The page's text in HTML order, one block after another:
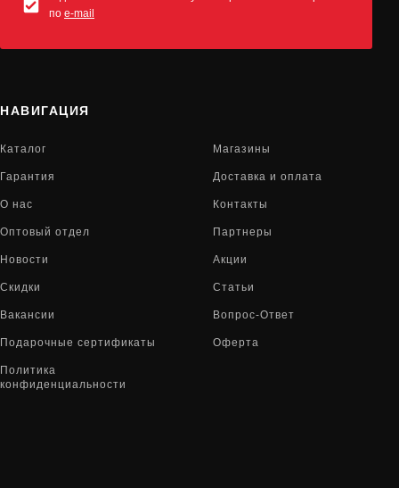
по e-mail
НАВИГАЦИЯ
Каталог Магазины
Гарантия Доставка и оплата
О нас Контакты
Оптовый отдел Партнеры
Новости Акции
Скидки Статьи
Вакансии Вопрос-Ответ
Подарочные сертификаты Оферта
Политика
конфиденциальности